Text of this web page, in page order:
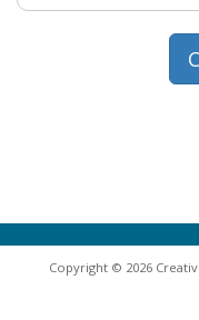
Copyright © 2026